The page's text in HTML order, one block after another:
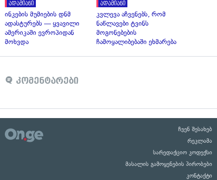
ადამიანი
ინკების მუმიების დნმ
ადასტურებს — ყვავილი
ამერიკაში ევროპიდან
მოხვდა
ადამიანი
კვლევა აჩვენებს, რომ
ნაწლავები ტვინს
მოგონებების
ჩამოყალიბებაში ეხმარება
კომენტარები
ჩვენ შესახებ
რეკლამა
სარედაქციო კოდექსი
მასალის გამოყენების პირობები
კონტაქტი